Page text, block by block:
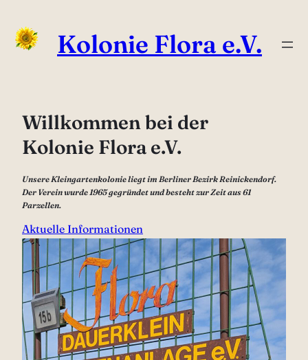
Inhalt
springen
Kolonie Flora e.V.
Willkommen bei der
Kolonie Flora e.V.
Unsere Kleingartenkolonie liegt im Berliner Bezirk Reinickendorf.
Der Verein wurde 1965 gegründet und besteht zur Zeit aus 61
Parzellen.
Aktuelle Informationen